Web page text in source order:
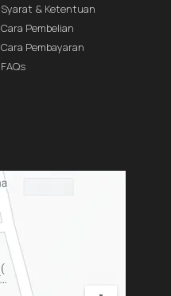
Syarat & Ketentuan
Cara Pembelian
Cara Pembayaran
FAQs